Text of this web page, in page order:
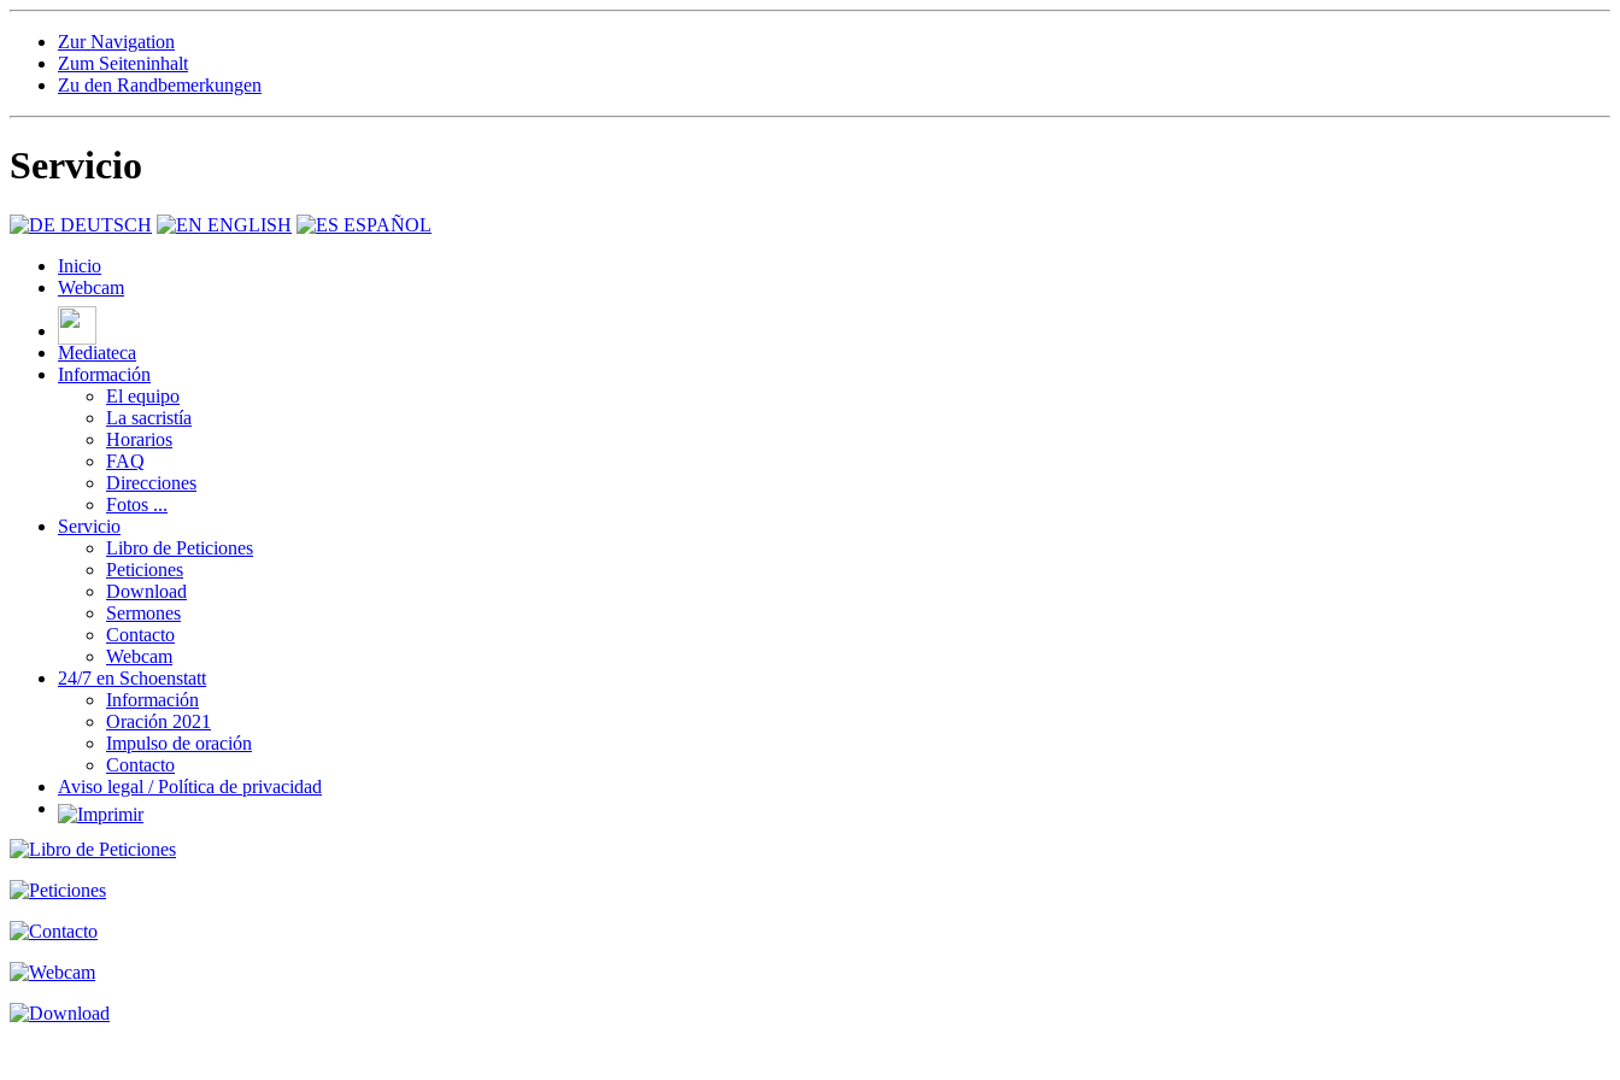
Zur Navigation
Zum Seiteninhalt
Zu den Randbemerkungen
Servicio
DEUTSCH ENGLISH
ESPAÑOL
Inicio
Webcam
Mediateca
Información
El equipo
La sacristía
Horarios
FAQ
Direcciones
Fotos ...
Servicio
Libro de Peticiones
Peticiones
Download
Sermones
Contacto
Webcam
24/7 en Schoenstatt
Información
Oración 2021
Impulso de oración
Contacto
Aviso legal / Política de privacidad